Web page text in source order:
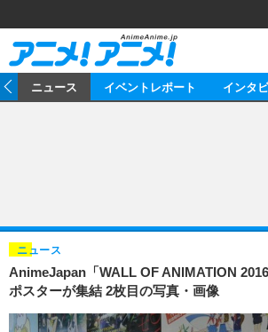
ゲーム
海外イベント
俳優・タレント
ビジネス
アニメ
書評
動画
アニメ
連載・コラム
ニュース イベントレポート インタ
AnimeJapan「WALL OF ANIMATION
ポスターが集結 2枚目の写真・画像
ニュース